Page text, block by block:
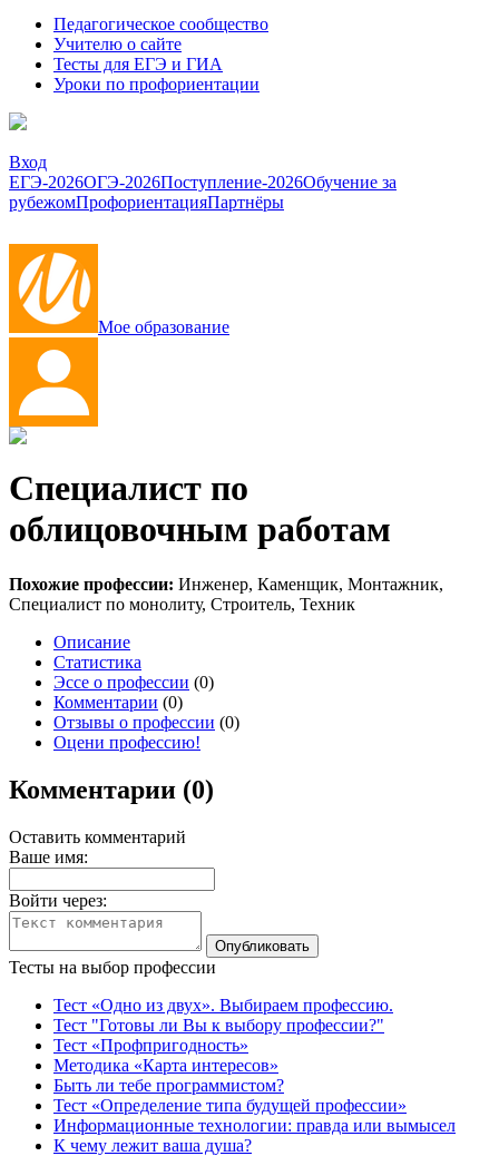
Педагогическое сообщество
Учителю о сайте
Тесты для ЕГЭ и ГИА
Уроки по профориентации
Вход
ЕГЭ-2026ОГЭ-2026Поступление-2026Обучение за
рубежомПрофориентацияПартнёры
Мое образование
Специалист по
облицовочным работам
Похожие профессии: Инженер, Каменщик, Монтажник,
Специалист по монолиту, Строитель, Техник
Описание
Статистика
Эссе о профессии (0)
Комментарии (0)
Отзывы о профессии (0)
Оцени профессию!
Комментарии (0)
Оставить комментарий
Ваше имя:
Войти через:
Тесты на выбор профессии
Тест «Одно из двух». Выбираем профессию.
Тест "Готовы ли Вы к выбору профессии?"
Тест «Профпригодность»
Методика «Карта интересов»
Быть ли тебе программистом?
Тест «Определение типа будущей профессии»
Информационные технологии: правда или вымысел
К чему лежит ваша душа?